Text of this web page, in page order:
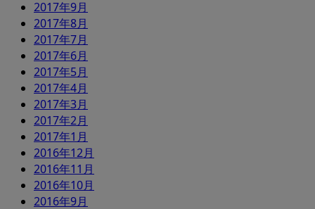
2017年9月
2017年8月
2017年7月
2017年6月
2017年5月
2017年4月
2017年3月
2017年2月
2017年1月
2016年12月
2016年11月
2016年10月
2016年9月